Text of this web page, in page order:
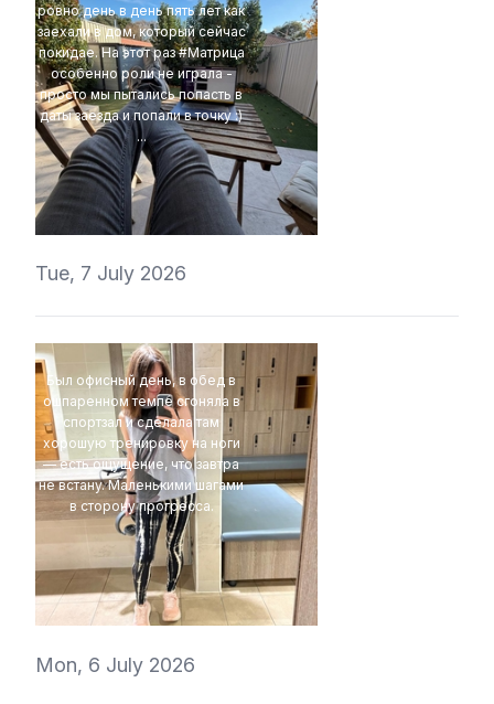
ровно день в день пять лет как
заехали в дом, который сейчас
покидае. На этот раз #Матрица
особенно роли не играла -
просто мы пытались попасть в
даты заезда и попали в точку :)
...
Tue, 7 July 2026
Был офисный день, в обед в
ошпаренном темпе сгоняла в
спортзал и сделала там
хорошую тренировку на ноги
— есть ощущение, что завтра
не встану. Маленькими шагами
в сторону прогресса.
t1r1
Mon, 6 July 2026